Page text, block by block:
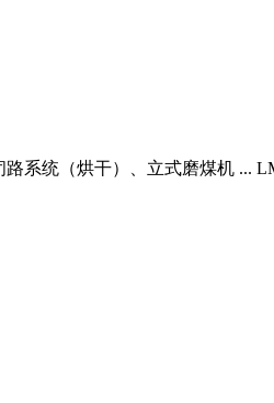
系统（烘干）、立式磨煤机 ...